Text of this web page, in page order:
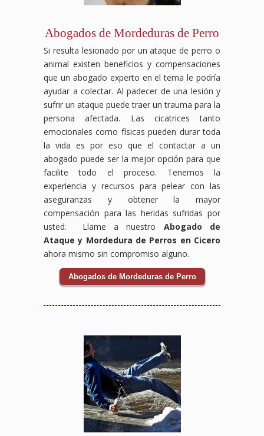
Abogados de Mordeduras de Perro
Si resulta lesionado por un ataque de perro o
animal existen beneficios y compensaciones
que un abogado experto en el tema le podría
ayudar a colectar. Al padecer de una lesión y
sufrir un ataque puede traer un trauma para la
persona afectada. Las cicatrices tanto
emocionales como físicas pueden durar toda
la vida es por eso que el contactar a un
abogado puede ser la mejor opción para que
facilite todo el proceso. Tenemos la
experiencia y recursos para pelear con las
aseguranzas y obtener la mayor
compensación para las heridas sufridas por
usted. Llame a nuestro Abogado de
Ataque y Mordedura de Perros en Cicero
ahora mismo sin compromiso alguno.
Abogados de Mordeduras de Perro